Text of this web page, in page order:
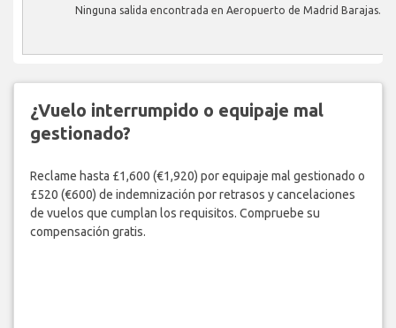
Ninguna salida encontrada en Aeropuerto de Madrid Barajas.
¿Vuelo interrumpido o equipaje mal
gestionado?
Reclame hasta £1,600 (€1,920) por equipaje mal gestionado o
£520 (€600) de indemnización por retrasos y cancelaciones
de vuelos que cumplan los requisitos. Compruebe su
compensación gratis.